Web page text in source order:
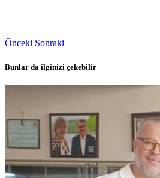
Önceki Sonraki
Bunlar da ilginizi çekebilir